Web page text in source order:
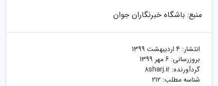
منبع: باشگاه خبرنگاران جوان
انتشار: 4 اردیبهشت 1399
بروزرسانی: 6 مهر 1399
گردآورنده: 8sharj.ir
شناسه مطلب: 212